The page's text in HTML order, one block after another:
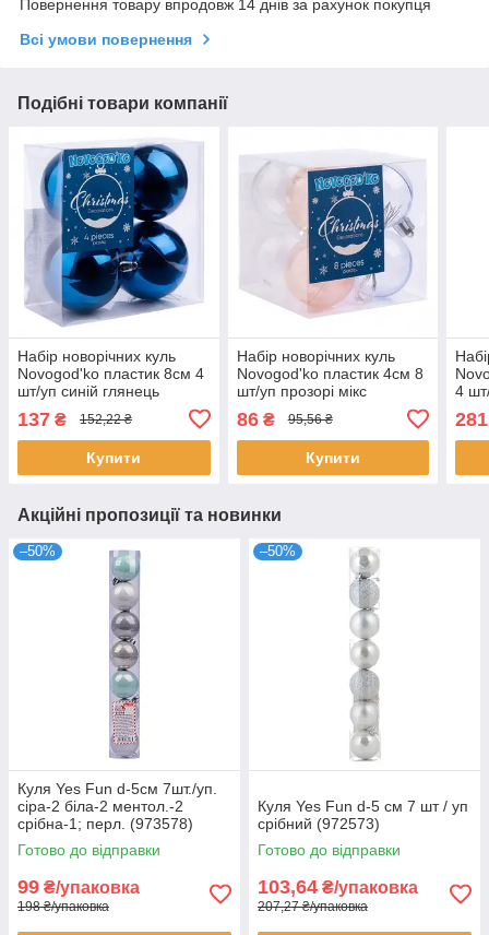
Повернення товару впродовж 14 днів за рахунок покупця
Всі умови повернення
Подібні товари компанії
Набір новорічних куль
Novogod'ko пластик 8см 4
шт/уп синій глянець
137 ₴ 152,22 ₴
Купити
Набір новорічних куль
Novogod'ko пластик 4см 8
шт/уп прозорі мікс
86₴ 95,56 ₴
Купити
4
Акційні пропозиції та новинки
–50%
Куля Yes Fun d-5см 7шт./уп.
сіра-2 біла-2 ментол.-2
срібна-1; перл. (973578)
Готово до відправки
99 ₴/упаковка
198 ₴/упаковка
–50%
Куля Yes Fun d-5 cм 7 шт / уп
срібний (972573)
Готово до відправки
103,64 ₴/упаковка
207,27 ₴/упаковка